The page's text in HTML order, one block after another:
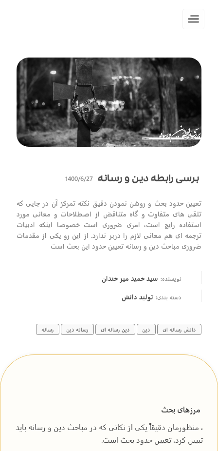
برسی رابطه دین و رسانه 1400/6/27
تعیین حدود بحث و روشن نمودن دقیق نکته تمرکز آن در جایی که
تلقی های متفاوت و گاه متناقض از اصطلاحات و معانی مورد
استفاده رایج است، امری ضروری است خصوصا اینکه ادبیات
ترجمه ای هم معانی لازم را دربر ندارد. از این رو یکی از مقدمات
ضروری مباحث دین و رسانه تعیین حدود این بحث است
نویسنده: سید خمید میر خندان
دسته بندی: تولید دانش
دانش رسانه ای دین دین رسانه ای رسانه دین رسانه
مرزهای بحث
، منظورمان دقیقاً یکی از نکاتی که در مباحث دین و رسانه باید
تبیین کرد، تعیین حدود بحث است.